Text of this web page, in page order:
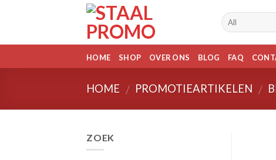
HOME SHOP OVER ONS BLOG FAQ
HOME / PROMOTIEARTIKELEN /
ZOEK